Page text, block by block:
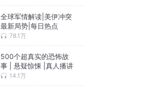
全球军情解读|美伊冲突
最新局势|每日热点
78.1万
500个超真实的恐怖故
事 | 悬疑惊悚 |真人播讲
14.1万